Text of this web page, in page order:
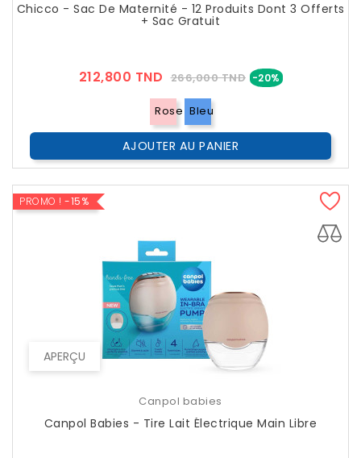
Chicco - Sac De Maternité - 12 Produits Dont 3 Offerts
+ Sac Gratuit
212,800 TND Prix
Public
266,000 TND -20% Prix
Rose Bleu
AJOUTER AU PANIER
APERÇU
PROMO ! -15%
Canpol babies
Canpol Babies - Tire Lait Électrique Main Libre